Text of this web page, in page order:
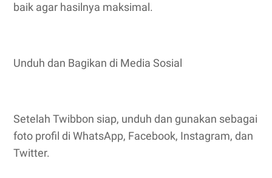
baik agar hasilnya maksimal.
Unduh dan Bagikan di Media Sosial
Setelah Twibbon siap, unduh dan gunakan sebagai
foto profil di WhatsApp, Facebook, Instagram, dan
Twitter.